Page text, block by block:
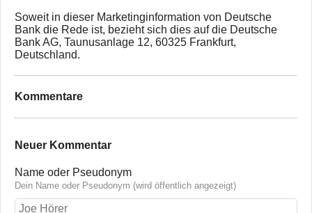
Soweit in dieser Marketinginformation von Deutsche
Bank die Rede ist, bezieht sich dies auf die Deutsche
Bank AG, Taunusanlage 12, 60325 Frankfurt,
Deutschland.
Kommentare
Neuer Kommentar
Name oder Pseudonym
Dein Name oder Pseudonym (wird öffentlich angezeigt)